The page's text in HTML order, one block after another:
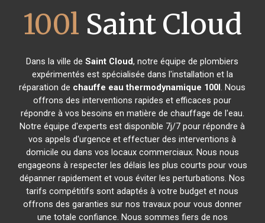
100l Saint Cloud
Dans la ville deSaint Cloud, notre équipe de plombiers
expérimentés est spécialisée dans l'installation et la
réparation de chauffe eau thermodynamique 100l. Nous
offrons des interventions rapides et efficaces pour
répondre à vos besoins en matière de chauffage de l'eau.
Notre équipe d'experts est disponible 7j/7 pour répondre à
vos appels d'urgence et effectuer des interventions à
domicile ou dans vos locaux commerciaux. Nous nous
engageons à respecter les délais les plus courts pour vous
dépanner rapidement et vous éviter les perturbations. Nos
tarifs compétitifs sont adaptés à votre budget et nous
offrons des garanties sur nos travaux pour vous donner
une totale confiance. Nous sommes fiers de nos